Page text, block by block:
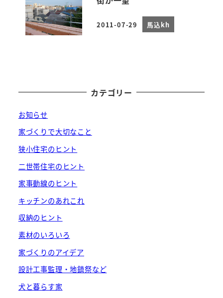
投稿日
2011-07-29 馬込kh
カテゴリー
お知らせ
家づくりで大切なこと
狭小住宅のヒント
二世帯住宅のヒント
家事動線のヒント
キッチンのあれこれ
収納のヒント
素材のいろいろ
家づくりのアイデア
設計工事監理・地鎮祭など
犬と暮らす家